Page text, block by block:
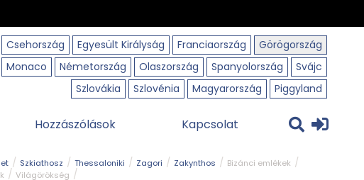
Csehország Egyesült Királyság Franciaország
Görögország
Monaco Németország Olaszország Spanyolország
Svájc
Szlovákia
Szlovénia Magyarország Piggyland
Hozzászólások Kapcsolat
Szkiathosz Thessaloniki Zagori Zakynthos
Bizánci emlékek
Világörökség